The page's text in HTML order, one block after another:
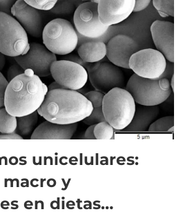
unicelulares:
y
en dietas